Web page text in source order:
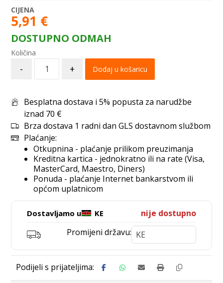
5,91 €
DOSTUPNO ODMAH
- + Dodaj u košaricu
Besplatna dostava i 5% popusta za narudžbe
iznad 70 €
Brza dostava 1 radni dan GLS dostavnom službom
Plaćanje:
Otkupnina - plaćanje prilikom preuzimanja
Kreditna kartica - jednokratno ili na rate (Visa,
MasterCard, Maestro, Diners)
Ponuda - plaćanje Internet bankarstvom ili
općom uplatnicom
Dostavljamo u KE
nije dostupno
Promijeni državu: